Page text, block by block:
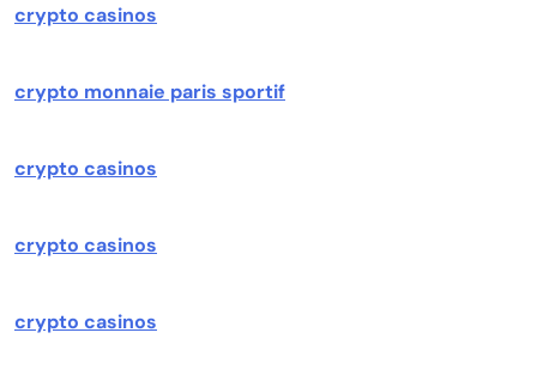
crypto casinos
crypto monnaie paris sportif
crypto casinos
crypto casinos
crypto casinos